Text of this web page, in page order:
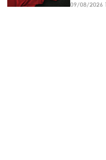
09/08/2026